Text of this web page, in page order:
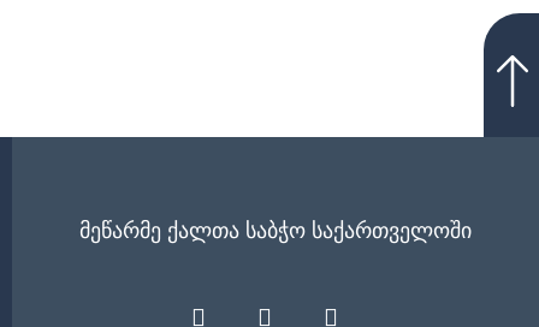
მეწარმე ქალთა საბჭო საქართველოში